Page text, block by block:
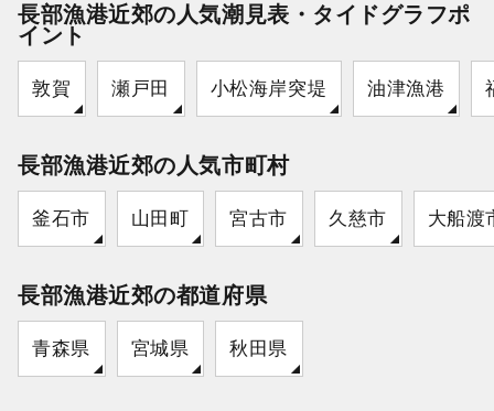
長部漁港近郊の人気潮見表・タイドグラフポ
イント
敦賀 瀬戸田 小松海岸突堤 油津漁港
長部漁港近郊の人気市町村
釜石市 山田町 宮古市 久慈市 大船渡
長部漁港近郊の都道府県
青森県 宮城県 秋田県